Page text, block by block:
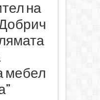
на
мебел